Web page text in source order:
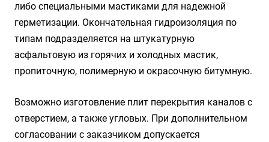
либо специальными мастиками для надежной
герметизации. Окончательная гидроизоляция по
типам подразделяется на штукатурную
асфальтовую из горячих и холодных мастик,
пропиточную, полимерную и окрасочную битумную.
Возможно изготовление плит перекрытия каналов с
отверстием, а также угловых. При дополнительном
согласовании с заказчиком допускается